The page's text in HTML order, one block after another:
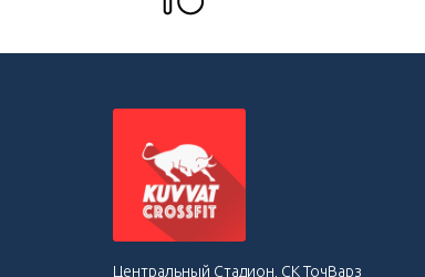
Центральный Стадион, СК ТочВарз